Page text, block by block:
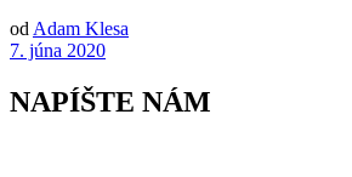
odAdam Klesa
7. júna 2020
NAPÍŠTE NÁM